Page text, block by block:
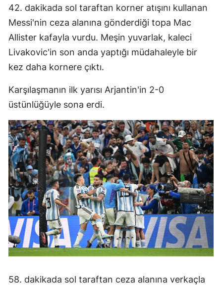
Siirt
Sinop
Tokat
Trabzon
Tunceli
Şanlıurfa
Uşak
Van
Yozgat
Zonguldak
Aksaray
42. dakikada sol taraftan korner atışını kullanan
Messi'nin ceza alanına gönderdiği topa Mac
Allister kafayla vurdu. Meşin yuvarlak, kaleci
Livakovic'in son anda yaptığı müdahaleyle bir
kez daha kornere çıktı.
Karşılaşmanın ilk yarısı Arjantin'in 2-0
üstünlüğüyle sona erdi.
58. dakikada sol taraftan ceza alanına verkaçla